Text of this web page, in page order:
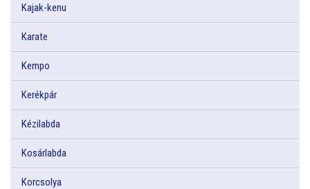
Kajak-kenu
Karate
Kempo
Kerékpár
Kézilabda
Kosárlabda
Korcsolya